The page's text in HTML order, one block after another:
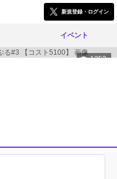
新規登録・ログイン
イベント
1353